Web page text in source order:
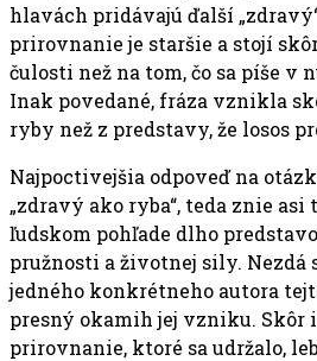
hlavách pridávajú ďalší
prirovnanie je staršie a stojí
čulosti než na tom, čo sa píše v
Inak povedané, fráza vznikla
ryby než z predstavy, že losos
Najpoctivejšia odpoveď na
„zdravý ako ryba“, teda znie
ľudskom pohľade dlho
pružnosti a životnej sily. Nezdá
jedného konkrétneho autora
presný okamih jej vzniku. Skôr
prirovnanie, ktoré sa udržalo,